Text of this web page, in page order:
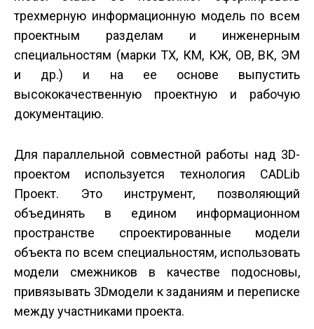
трехмерную информационную модель по всем
проектным разделам и инженерным
специальностям (марки ТХ, КМ, КЖ, ОВ, ВК, ЭМ
и др.) и на ее основе выпустить
высококачественную проектную и рабочую
документацию.
Для параллельной совместной работы над 3D­
проектом используется технология CADLib
Проект. Это инструмент, позволяющий
объединять в едином информационном
пространстве спроектированные модели
объекта по всем специальностям, использовать
модели смежников в качестве подосновы,
привязывать 3D­модели к заданиям и переписке
между участниками проекта.